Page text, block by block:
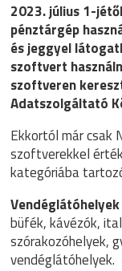
2023. július 1-
pénztárgép
és jeggyel
szoftvert
szoftveren
Adatszolgáltató
Ekkortól már csak
szoftverekkel
kategóriába
büfék, kávézók,
szórakozóhelyek,
vendéglátóhelyek.